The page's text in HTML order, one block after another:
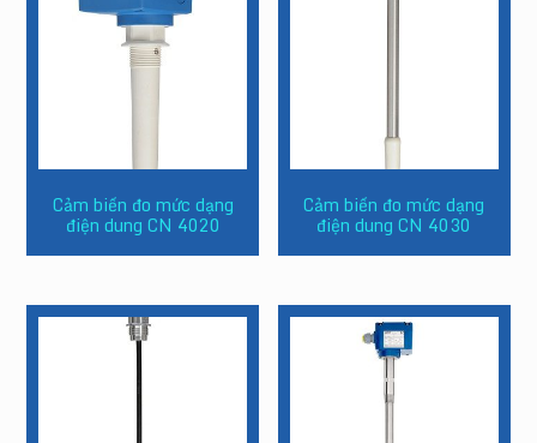
Cảm biến đo mức dạng
điện dung CN 4020
Cảm biến đo mức dạng
điện dung CN 4030